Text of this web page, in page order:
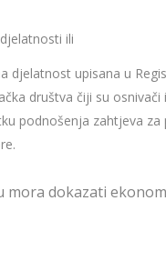
ili
upisana u
društva čiji su
podnošenja zahtjeva
dokazati